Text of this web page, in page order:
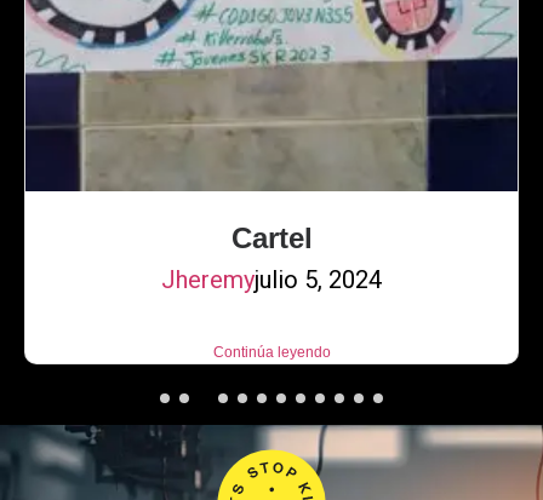
Cartel
Jheremyjulio 5, 2024
Continúa leyendo